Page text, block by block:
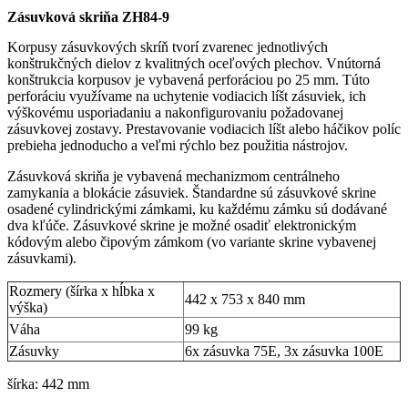
Zásuvková skriňa ZH84-9
Korpusy zásuvkových skríň tvorí zvarenec jednotlivých
konštrukčných dielov z kvalitných oceľových plechov. Vnútorná
konštrukcia korpusov je vybavená perforáciou po 25 mm. Túto
perforáciu využívame na uchytenie vodiacich líšt zásuviek, ich
výškovému usporiadaniu a nakonfigurovaniu požadovanej
zásuvkovej zostavy. Prestavovanie vodiacich líšt alebo háčikov políc
prebieha jednoducho a veľmi rýchlo bez použitia nástrojov.
Zásuvková skriňa je vybavená mechanizmom centrálneho
zamykania a blokácie zásuviek. Štandardne sú zásuvkové skrine
osadené cylindrickými zámkami, ku každému zámku sú dodávané
dva kľúče. Zásuvkové skrine je možné osadiť elektronickým
kódovým alebo čipovým zámkom (vo variante skrine vybavenej
zásuvkami).
Rozmery (šírka x hĺbka x
výška)
442 x 753 x 840 mm
Váha
99 kg
Zásuvky
6x zásuvka 75E, 3x zásuvka 100E
šírka: 442 mm